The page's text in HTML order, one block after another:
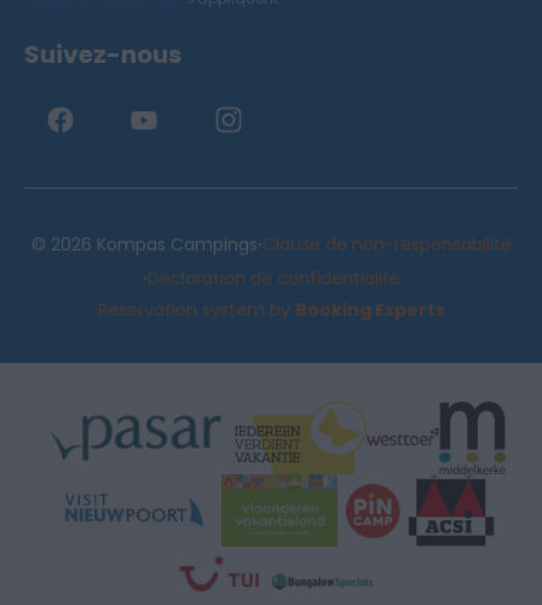
Suivez-nous
© 2026 Kompas Campings·Clause de non-responsabilité
·Déclaration de confidentialité
Reservation system by Booking Experts